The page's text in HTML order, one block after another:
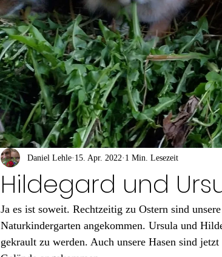
Hildegard und
Daniel Lehle 15. Apr. 2022 1 Min. Lesezeit
Ja es ist soweit. Rechtzeitig zu Ostern sind
Naturkindergarten angekommen. Ursula und
gekrault zu werden. Auch unsere Hasen sind